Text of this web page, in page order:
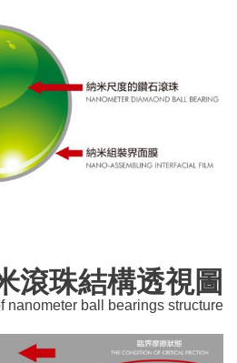
滾珠結構透視圖
nanometer ball bearings structure